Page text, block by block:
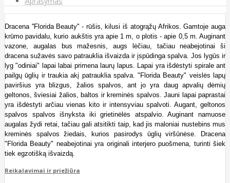
Dracena ''Florida Beauty'' - rūšis, kilusi iš atogrąžų Afrikos. Gamtoje auga
krūmo pavidalu, kurio aukštis yra apie 1 m, o plotis - apie 0,5 m. Auginant
vazone, augalas bus mažesnis, augs lėčiau, tačiau neabejotinai ši
dracena sužavės savo patrauklia išvaizda ir įspūdinga spalva. Jos lygūs ir
lyg "odiniai" lapai labai primena laurų lapus. Lapai yra išdėstyti spirale ant
pailgų ūglių ir traukia akį patrauklia spalva. "Florida Beauty" veislės lapų
paviršius yra blizgus, žalios spalvos, ant jo yra daug apvalių dėmių
geltonos, šviesiai žalios, baltos ir kreminės spalvos. Jauni lapai paprastai
yra išdėstyti arčiau vienas kito ir intensyviau spalvoti. Augant, geltonos
spalvos spalvos išnyksta iki grietinėlės atspalvio. Auginant namuose
augalas žydi retai, tačiau gali atsitikti taip, kad jis maloniai nustebins mus
kreminės spalvos žiedais, kurios pasirodys ūglių viršūnėse. Dracena
"Florida Beauty" neabejotinai yra originali interjero puošmena, turinti šiek
tiek egzotišką išvaizdą.
Reikalavimai ir priežiūra